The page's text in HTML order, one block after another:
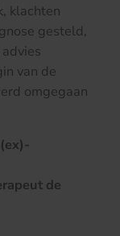
klachten
gesteld,
van de
omgegaan
de